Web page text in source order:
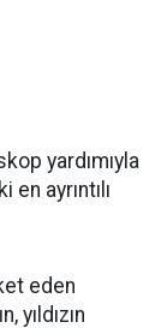
yardımıyla
ayrıntılı
eden
yıldızın